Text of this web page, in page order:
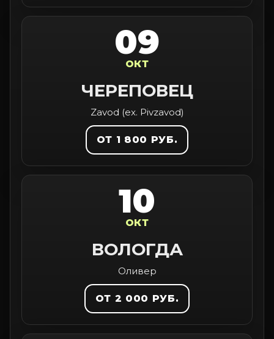
09
ОКТ
ЧЕРЕПОВЕЦ
Zavod (ex. Pivzavod)
ОТ 1 800 РУБ.
10
ОКТ
ВОЛОГДА
Оливер
ОТ 2 000 РУБ.